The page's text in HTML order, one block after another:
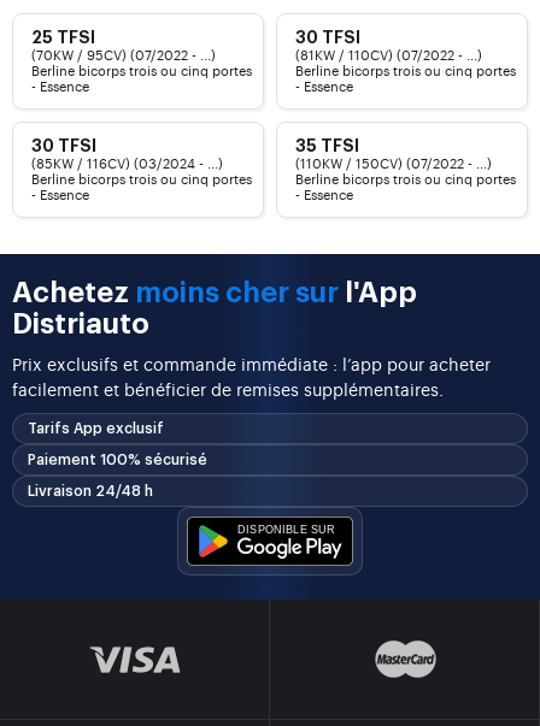
25 TFSI
(70KW / 95CV) (07/2022 - ...)
Berline bicorps trois ou cinq portes
- Essence
30 TFSI
(81KW / 110CV) (07/2022 - ...)
Berline bicorps trois ou cinq portes
- Essence
30 TFSI
(85KW / 116CV) (03/2024 - ...)
Berline bicorps trois ou cinq portes
- Essence
35 TFSI
(110KW / 150CV) (07/2022 - ...)
Berline bicorps trois ou cinq portes
- Essence
Achetez moins cher sur l'App
Distriauto
Prix exclusifs et commande immédiate : l’app pour acheter
facilement et bénéficier de remises supplémentaires.
Tarifs App exclusif
Paiement 100% sécurisé
Livraison 24/48 h